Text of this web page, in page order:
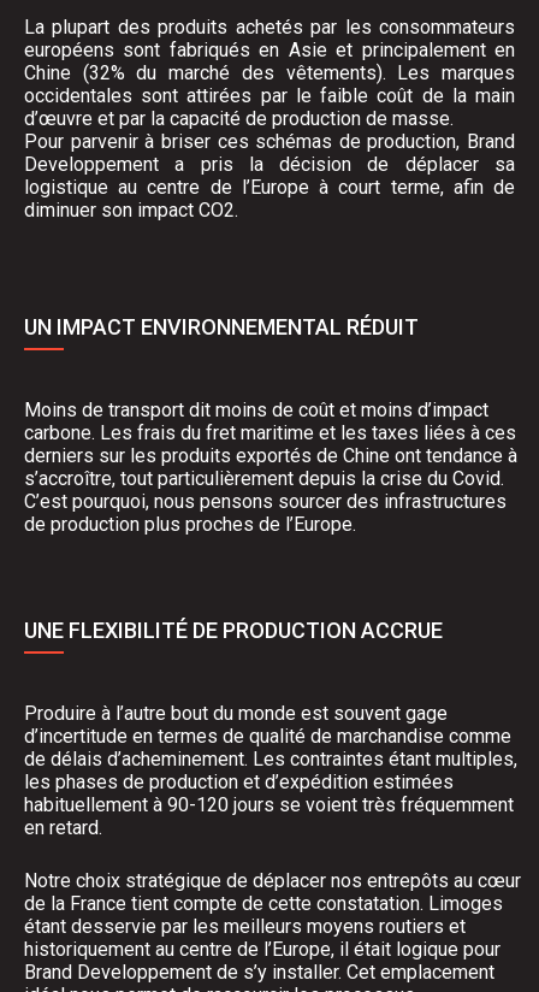
La plupart des produits achetés par les consommateurs
européens sont fabriqués en Asie et principalement en
Chine (32% du marché des vêtements). Les marques
occidentales sont attirées par le faible coût de la main
d’œuvre et par la capacité de production de masse.
Pour parvenir à briser ces schémas de production, Brand
Developpement a pris la décision de déplacer sa
logistique au centre de l’Europe à court terme, afin de
diminuer son impact CO2.
UN IMPACT ENVIRONNEMENTAL RÉDUIT
Moins de transport dit moins de coût et moins d’impact
carbone. Les frais du fret maritime et les taxes liées à ces
derniers sur les produits exportés de Chine ont tendance à
s’accroître, tout particulièrement depuis la crise du Covid.
C’est pourquoi, nous pensons sourcer des infrastructures
de production plus proches de l’Europe.
UNE FLEXIBILITÉ DE PRODUCTION ACCRUE
Produire à l’autre bout du monde est souvent gage
d’incertitude en termes de qualité de marchandise comme
de délais d’acheminement. Les contraintes étant multiples,
les phases de production et d’expédition estimées
habituellement à 90-120 jours se voient très fréquemment
en retard.
Notre choix stratégique de déplacer nos entrepôts au cœur
de la France tient compte de cette constatation. Limoges
étant desservie par les meilleurs moyens routiers et
historiquement au centre de l’Europe, il était logique pour
Brand Developpement de s’y installer. Cet emplacement